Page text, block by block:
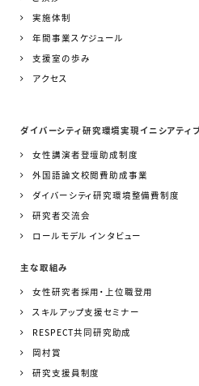
実施体制
年間事業スケジュール
支援室の歩み
アクセス
ダイバーシティ研究環境実現イニシアティ
女性講演者登壇助成制度
外国語論文校閲費助成事業
ダイバーシティ研究環境整備費制度
研究者交流会
ロールモデル インタビュー
主な取組み
女性研究者採用・上位職登用
スキルアップ支援セミナー
RESPECT共同研究助成
岡村賞
研究支援員制度